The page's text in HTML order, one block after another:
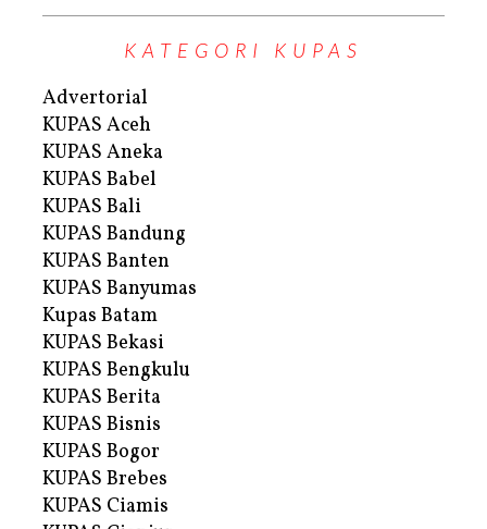
KATEGORI KUPAS
Advertorial
KUPAS Aceh
KUPAS Aneka
KUPAS Babel
KUPAS Bali
KUPAS Bandung
KUPAS Banten
KUPAS Banyumas
Kupas Batam
KUPAS Bekasi
KUPAS Bengkulu
KUPAS Berita
KUPAS Bisnis
KUPAS Bogor
KUPAS Brebes
KUPAS Ciamis